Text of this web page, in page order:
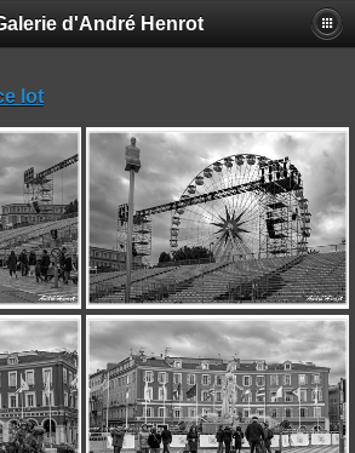
d'André Henrot
lot